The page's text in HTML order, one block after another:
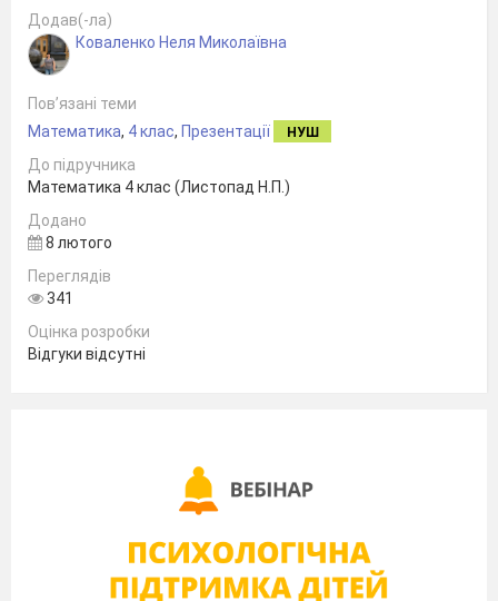
Додав(-ла)
Коваленко Неля Миколаївна
Пов’язані теми
Математика, 4 клас, Презентації НУШ
До підручника
Математика 4 клас (Листопад Н.П.)
Додано
8 лютого
Переглядів
341
Оцінка розробки
Відгуки відсутні